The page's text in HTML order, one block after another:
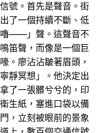
號。首先是聲音。街
了一個持續不斷、低
——」聲。這聲音不
笛聲，而像是一個巨
。廖沾沾皺著眉頭，
靜冥想」。他決定出
了一張髒兮兮的，印
生紙，塞進口袋以備
，立刻被眼前的景象